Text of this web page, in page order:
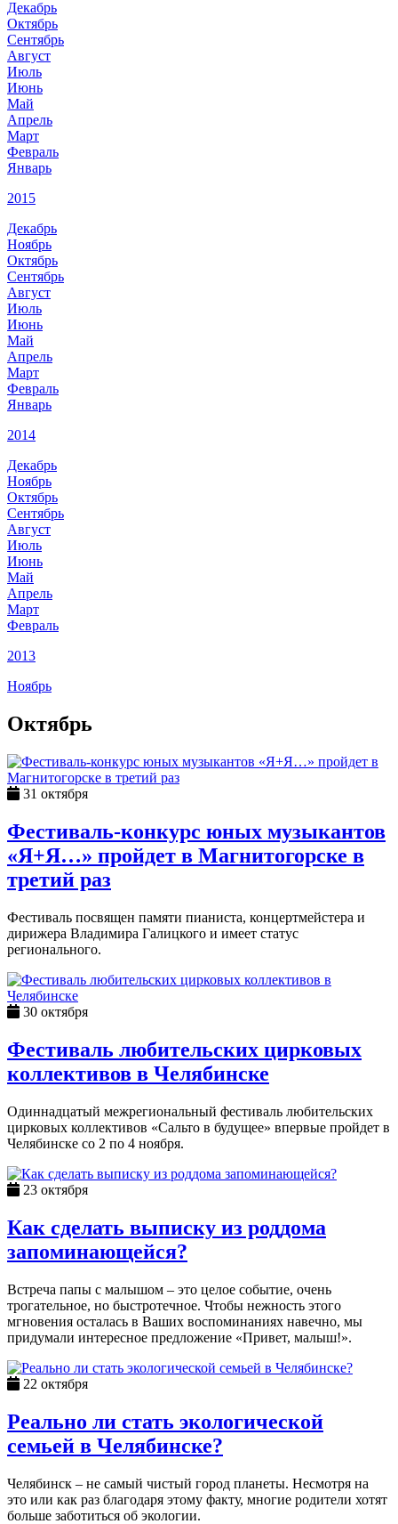
Декабрь
Октябрь
Сентябрь
Август
Июль
Июнь
Май
Апрель
Март
Февраль
Январь
2015
Декабрь
Ноябрь
Октябрь
Сентябрь
Август
Июль
Июнь
Май
Апрель
Март
Февраль
Январь
2014
Декабрь
Ноябрь
Октябрь
Сентябрь
Август
Июль
Июнь
Май
Апрель
Март
Февраль
2013
Ноябрь
Октябрь
31 октября
Фестиваль-конкурс юных музыкантов
«Я+Я…» пройдет в Магнитогорске в
третий раз
Фестиваль посвящен памяти пианиста, концертмейстера и
дирижера Владимира Галицкого и имеет статус
регионального.
30 октября
Фестиваль любительских цирковых
коллективов в Челябинске
Одиннадцатый межрегиональный фестиваль любительских
цирковых коллективов «Сальто в будущее» впервые пройдет в
Челябинске со 2 по 4 ноября.
23 октября
Как сделать выписку из роддома
запоминающейся?
Встреча папы с малышом – это целое событие, очень
трогательное, но быстротечное. Чтобы нежность этого
мгновения осталась в Ваших воспоминаниях навечно, мы
придумали интересное предложение «Привет, малыш!».
22 октября
Реально ли стать экологической
семьей в Челябинске?
Челябинск – не самый чистый город планеты. Несмотря на
это или как раз благодаря этому факту, многие родители хотят
больше заботиться об экологии.